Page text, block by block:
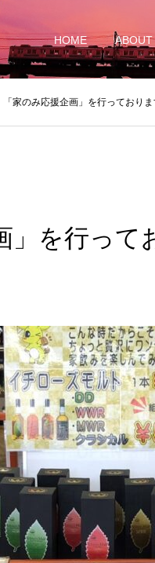
HOME ABOUT
「家のみ応援企画」を行っており
」を行っ